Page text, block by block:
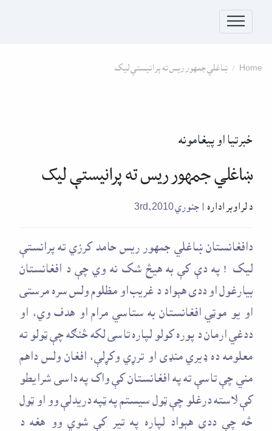
Skip to content
Home ښاغلي جمهور ريس ته پرانيستې ليک
خبرتیا او پيغامونه
ښاغلي جمهور ريس ته پرانيستې ليک
د لراوبر اداره | جنوري 3rd, 2010
دافغانستان ښاغلي جمهور ريس حامد کرزي ته پرانستې
ليک ! په دې کې به هيڅ شک نه وي چې د افغانستان
بيارغول او ددی هېواد د غريب او مظلوم ولس سره مرستی
او يو موټي افغانستان به ستاسي مرام او هدف وي، او
ددغي ارمان د پوره کولو لپاره تاسی لکه څنګه چې ټولو ته
معلومه ده ډيري منډی او ترړي وکړلې، افغان ولس داهم
مني چې تاسې ته په افغانستان کې واک په داسی شرايطو
کې لاسته درغلو چې ټول سيستم په ټپه دريدلې وو او ټول
څه چې ددی هېواد لپاره په تير کې شوي وو هغه د